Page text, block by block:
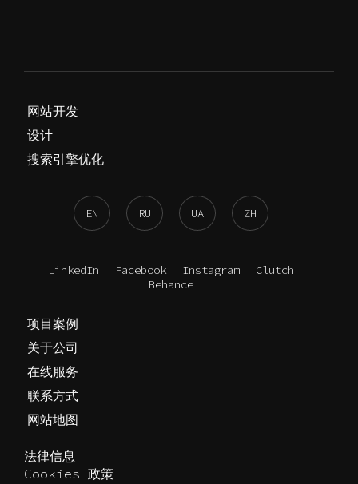
网站开发
设计
搜索引擎优化
EN RU UA ZH
LinkedIn Facebook Instagram
Clutch
Behance
项目案例
关于公司
在线服务
联系方式
网站地图
法律信息
Cookies 政策